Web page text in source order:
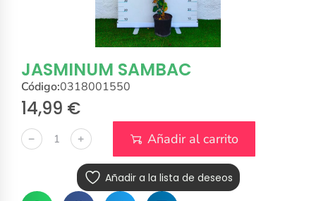
JASMINUM SAMBAC
Código:0318001550
14,99 €
﹣ ﹢ Añadir al carrito
Añadir a la lista de deseos